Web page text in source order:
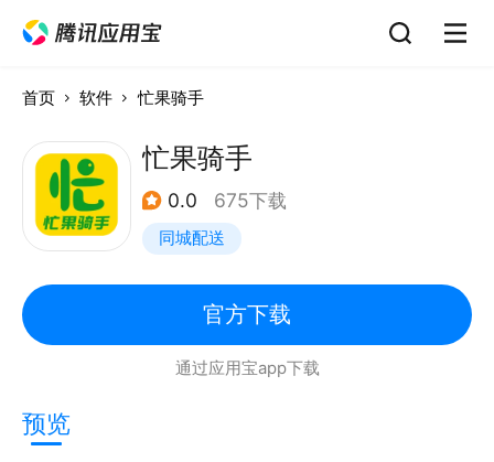
首页 软件 忙果骑手
忙果骑手
0.0 675下载
同城配送
官方下载
通过应用宝app下载
预览